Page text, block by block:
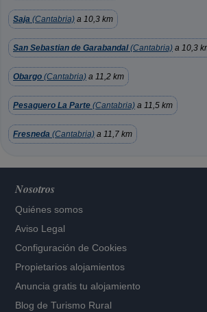
Saja (Cantabria) a 10,3 km
San Sebastian de Garabandal(Cantabria) a 10,3
Obargo (Cantabria) a 11,2 km
Pesaguero La Parte (Cantabria) a 11,5 km
Fresneda (Cantabria) a 11,7 km
Nosotros
Quiénes somos
Aviso Legal
Configuración de Cookies
Propietarios alojamientos
Anuncia gratis tu alojamiento
Blog de Turismo Rural